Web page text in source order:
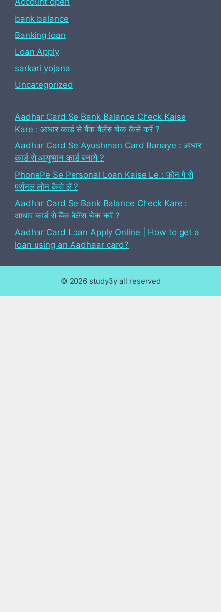
Account open
bank balance
Banking loan
Loan Apply
sarkari yojana
Uncategorized
Aadhar Card Se Bank Balance Check Kaise
Kare : आधार कार्ड से बैंक बैलेंस चेक कैसे करें ?
Aadhar Card Se Ayushman Card Banaye : आधार
कार्ड से आयुष्मान कार्ड बनाये ?
PhonePe Se Personal Loan Kaise Le : फ़ोन पे से
पर्सनल लोन कैसे लें ?
Aadhar Card Se Bank Balance Check Kare :
आधार कार्ड से बैंक बैलेंस चेक करें ?
Aadhar Card Loan Apply Online | How to get a
loan using an Aadhaar card?
© 2026 study3y all reserved